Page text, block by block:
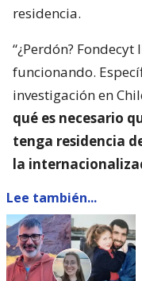
residencia.
“¿Perdón?
funcionando.
investigación en
qué es necesario
tenga residencia
la
Lee también...